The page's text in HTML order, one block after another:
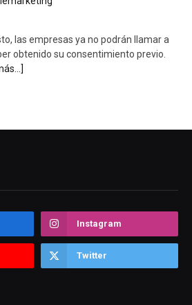
las empresas ya no podrán llamar a
obtenido su consentimiento previo.
Instagram
Twitter